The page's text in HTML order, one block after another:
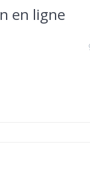
en ligne